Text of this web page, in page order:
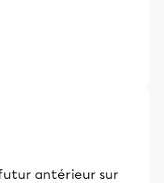
futur antérieur sur